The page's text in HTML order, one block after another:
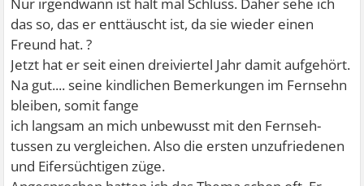
das so, das er enttäuscht ist, da sie wieder einen
Freund hat. ?
Jetzt hat er seit einen dreiviertel Jahr damit aufgehört.
Na gut.... seine kindlichen Bemerkungen im Fernsehn
bleiben, somit fange
ich langsam an mich unbewusst mit den Fernseh-
tussen zu vergleichen. Also die ersten unzufriedenen
und Eifersüchtigen züge.